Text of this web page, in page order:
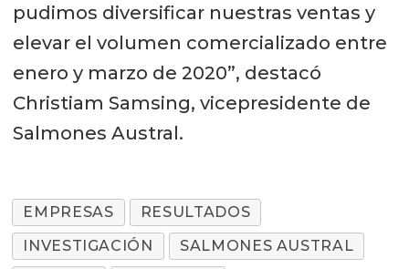
pudimos diversificar nuestras ventas y
elevar el volumen comercializado entre
enero y marzo de 2020”, destacó
Christiam Samsing, vicepresidente de
Salmones Austral.
EMPRESAS
RESULTADOS
INVESTIGACIÓN
SALMONES AUSTRAL